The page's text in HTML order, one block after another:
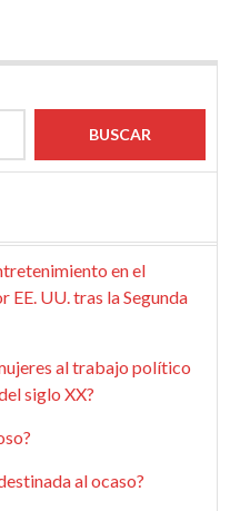
en el
UU. tras la Segunda
al trabajo político
siglo XX?
al ocaso?